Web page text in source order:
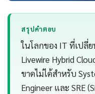
สรุปคำตอบ
ในโลกของ IT ที่เปลี่ย
Livewire Hybrid
ขาดไม่ได้สำหรับ
Engineer และ SRE